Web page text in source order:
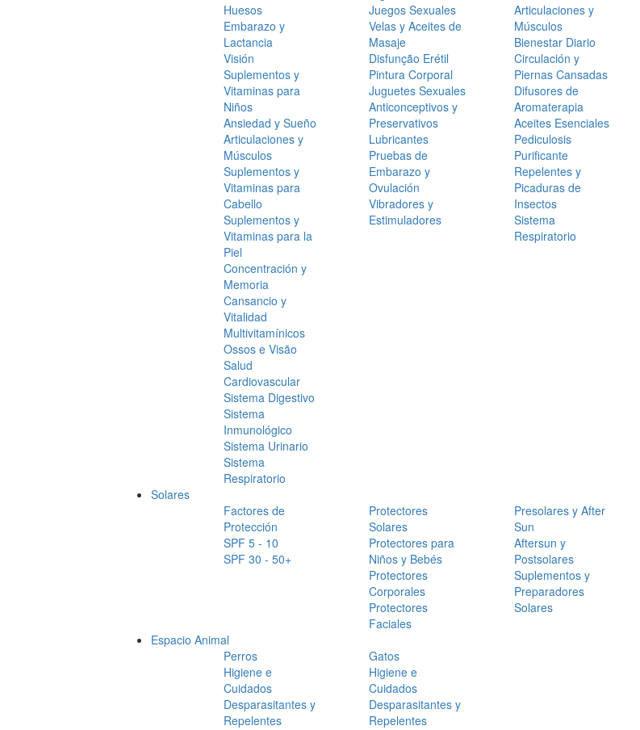
Huesos
Embarazo y
Lactancia
Visión
Suplementos y
Vitaminas para
Niños
Ansiedad y Sueño
Articulaciones y
Músculos
Suplementos y
Vitaminas para
Cabello
Suplementos y
Vitaminas para la
Piel
Concentración y
Memoria
Cansancio y
Vitalidad
Multivitamínicos
Ossos e Visão
Salud
Cardiovascular
Sistema Digestivo
Sistema
Inmunológico
Sistema Urinario
Sistema
Respiratorio
Juegos Sexuales
Velas y Aceites de
Masaje
Disfunção Erétil
Pintura Corporal
Juguetes Sexuales
Anticonceptivos y
Preservativos
Lubricantes
Pruebas de
Embarazo y
Ovulación
Vibradores y
Estimuladores
Articulaciones y
Músculos
Bienestar Diario
Circulación y
Piernas Cansadas
Difusores de
Aromaterapia
Aceites Esenciales
Pediculosis
Purificante
Repelentes y
Picaduras de
Insectos
Sistema
Respiratorio
Solares
Factores de
Protección
SPF 5 - 10
SPF 30 - 50+
Protectores
Solares
Protectores para
Niños y Bebés
Protectores
Corporales
Protectores
Faciales
Presolares y After
Sun
Aftersun y
Postsolares
Suplementos y
Preparadores
Solares
Espacio Animal
Perros
Higiene e
Cuidados
Desparasitantes y
Repelentes
Gatos
Higiene e
Cuidados
Desparasitantes y
Repelentes